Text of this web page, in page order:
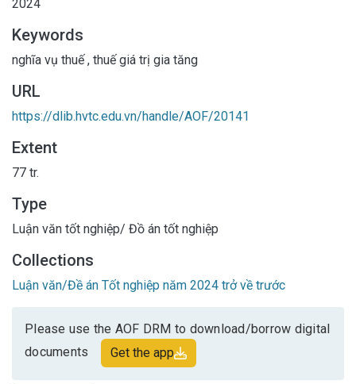
2024
Keywords
nghĩa vụ thuế, thuế giá trị gia tăng
URL
https://dlib.hvtc.edu.vn/handle/AOF/20141
Extent
77 tr.
Type
Luận văn tốt nghiệp/ Đồ án tốt nghiệp
Collections
Luận văn/Đề án Tốt nghiệp năm 2024 trở về trước
Please use the AOF DRM to download/borrow digital
documents
Get the app